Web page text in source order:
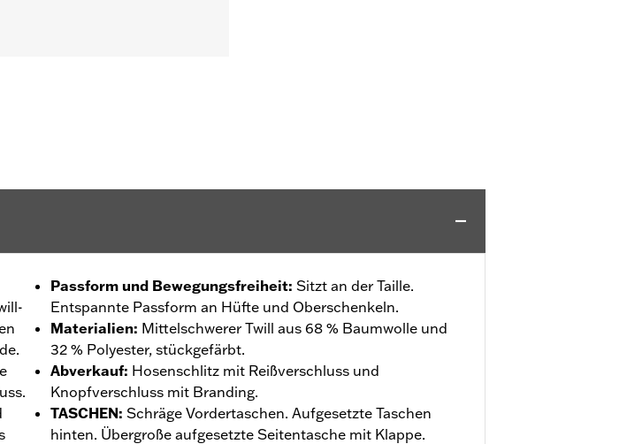
Passform und Bewegungsfreiheit: Sitzt an der Taille.
Entspannte Passform an Hüfte und Oberschenkeln.
Materialien: Mittelschwerer Twill aus 68 % Baumwolle und
32 % Polyester, stückgefärbt.
Abverkauf: Hosenschlitz mit Reißverschluss und
Knopfverschluss mit Branding.
TASCHEN: Schräge Vordertaschen. Aufgesetzte Taschen
hinten. Übergroße aufgesetzte Seitentasche mit Klappe.